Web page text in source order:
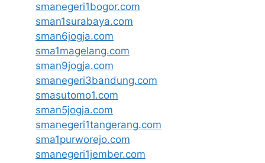
smanegeri1bogor.com
sman1surabaya.com
sman6jogja.com
sma1magelang.com
sman9jogja.com
smanegeri3bandung.com
smasutomo1.com
sman5jogja.com
smanegeri1tangerang.com
sma1purworejo.com
smanegeri1jember.com